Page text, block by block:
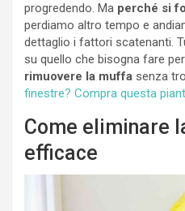
progredendo. Ma perché si
perdiamo altro tempo e
dettaglio i fattori scatenanti.
su quello che bisogna fare
rimuovere la muffa senza
finestre? Compra questa
Come eliminare
efficace